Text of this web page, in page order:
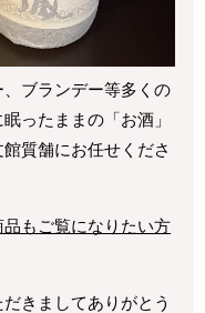
ブランデー等多くの
ったままの「お酒」
質舗にお任せくださ
もご覧になりたい方
きましてありがとう